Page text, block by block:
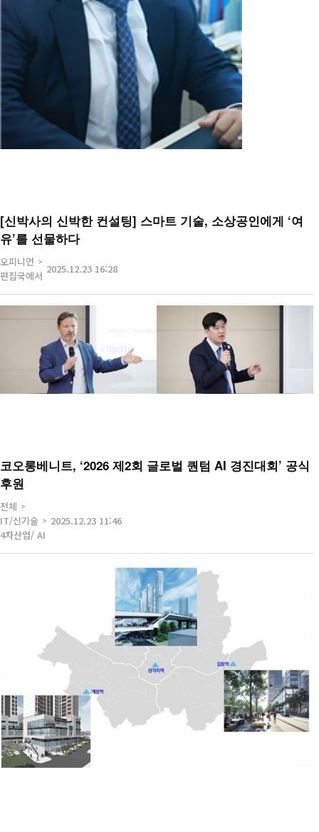
[신박사의 신박한 컨설팅] 스마트 기술, 소상공인에게 ‘여
유’를 선물하다
오피니언
편집국에서
2025.12.23 16:28
코오롱베니트, ‘2026 제2회 글로벌 퀀텀 AI 경진대회’ 공식
후원
전체
IT/신기술
4차산업/ AI
2025.12.23 11:46